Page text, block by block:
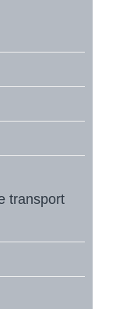
transport